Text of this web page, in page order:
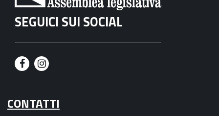
SEGUICI SUI SOCIAL
F
c
I
s
CONTATTI